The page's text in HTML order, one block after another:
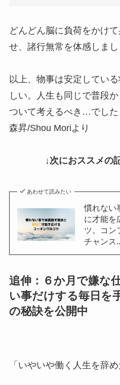
どんどん脳に負荷をかけ
せ、諸行無常を体感しまし
以上、物事は安定してい
しい。人生も同じで普段
ついて考えるべき…でした
森昇/Shou Moriより
↓次におススメの
あわせて読みたい
慣れない
に才能を
ツ。コン
チャンス
追伸：６か月で嫌な
い事だけする毎日を
の秘訣を公開中
「いやいや働く人生を辞